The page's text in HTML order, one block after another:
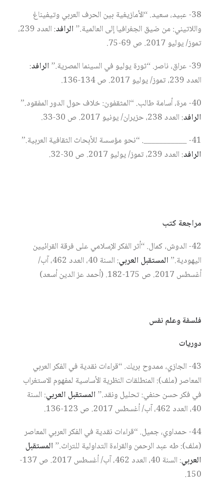
38- عبيد، سعيد. “الأمازيغية بين الحرف العربي وتيفيناغ
واللاتيني: من ضيق الجغرافيا إلى العالمية.”الرافد
: العدد 239،
تموز/ يوليو 2017. ص 69-75.
39- عراق، ناصر. “ثورة يوليو في السينما المصرية.”
الرافد:
العدد 239، تموز/ يوليو 2017. ص 134-136.
40- مرة، أسامة طالب. “المثقفون: خلاف حول الدور المفقود.”
الرافد: العدد 238، حزيران/ يونيو 2017. ص 30-33.
41- ___________. “نحو مؤسسة للأبحاث الثقافية العربية.”
الرافد: العدد 239، تموز/ يوليو 2017. ص 30-32.
مراجعة كتب
42- الدوش، كمال. “أثر الفكر الإسلامي على فرقة القرائيين
اليهودية.”المستقبل العربي
: السنة 40، العدد 462، آب/
أغسطس 2017. ص 175-182. (أحمد عز الدين أسعد)
فلسفة وعلم نفس
دوريات
43- الجازي، ممدوح بريك. “قراءات نقدية في الفكر العربي
المعاصر (ملف): المنطلقات النظرية الأساسية لمفهوم الاستغراب
في فكر حسن حنفي: تحليل ونقد.”المستقبل العربي: السنة
40، العدد 462، آب/ أغسطس 2017. ص 123-136.
44- حمداوي، جميل. “قراءات نقدية في الفكر العربي المعاصر
(ملف): طه عبد الرحمن والقراءة التداولية للتراث.”المستقبل
العربي
: السنة 40، العدد 462، آب/ أغسطس 2017. ص 137-
150.